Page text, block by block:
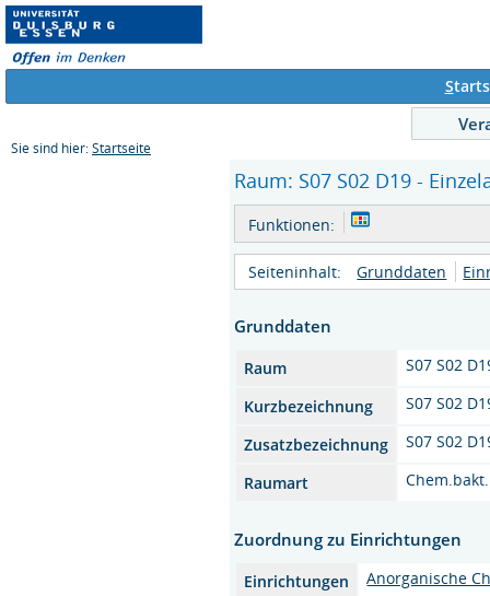
S
Sie sind hier: Startseite
Raum: S07 S02 D19 -
Funktionen:
Seiteninhalt: Grunddaten
Grunddaten
Raum
S07 S02
Kurzbezeichnung
S07 S02
Zusatzbezeichnung
S07 S02
Raumart
Zuordnung zu Einrichtungen
Einrichtungen
Anorganische